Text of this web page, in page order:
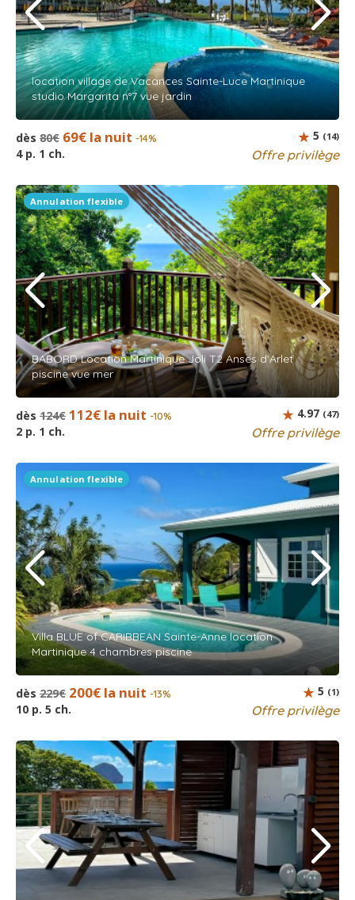
location village de Vacances Sainte-Luce Martinique
studio Margarita n°7 vue jardin
dès 80€ 69€ la nuit -14%
4 p. 1 ch. Offre privilège
5 (14)
Annulation flexible
BABORD Location Martinique Joli T2 Anses d'Arlet
piscine vue mer
dès 124€ 112€ la nuit -10%
2 p. 1 ch. Offre privilège
4.97 (47)
Annulation flexible
Villa BLUE of CARIBBEAN Sainte-Anne location
Martinique 4 chambres piscine
dès 229€ 200€ la nuit -13%
10 p. 5 ch. Offre privilège
5 (1)